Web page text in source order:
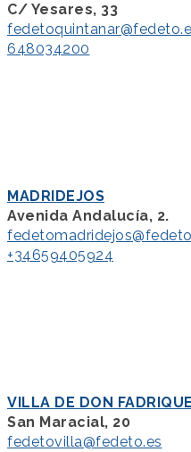
C/ Yesares, 33
648034200
MADRIDEJOS
Avenida Andalucía, 2.
+34659405924
VILLA DE DON FADRIQUE
San Maracial, 20
fedetovilla@fedeto.es